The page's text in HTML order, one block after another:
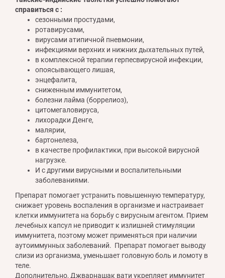
справиться с :
сезонными простудами,
ротавирусами,
вирусами атипичной пневмонии,
инфекциями верхних и нижних дыхательных путей,
в комплексной терапии герпесвирусной инфекции,
опоясывающего лишая,
энцефалита,
сниженным иммунитетом,
болезни лайма (боррелиоз),
цитомегаловируса,
лихорадки Денге,
малярии,
бартонелеза,
в качестве профилактики, при высокой вирусной
нагрузке.
И с другими вирусными и воспалительными
заболеваниями.
Препарат помогает устранить повышенную температуру,
снижает уровень воспаления в организме и настраивает
клетки иммунитета на борьбу с вирусным агентом. Прием
лечебных капсул не приводит к излишней стимуляции
иммунитета, поэтому может применяться при наличии
аутоиммунных заболеваний. Препарат помогает выводу
слизи из организма, уменьшает головную боль и ломоту в
теле.
Дополнительно, Джварнашак вати укрепляет иммунитет